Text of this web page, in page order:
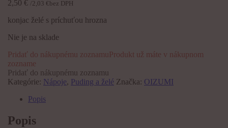
2,50 € /2,03 € bez DPH
konjac želé s príchuťou hrozna
Nie je na sklade
Pridať do nákupnému zoznamuProdukt už máte v nákupnom
zozname
Pridať do nákupnému zoznamu
Kategórie: Nápoje, Puding a želé Značka: OIZUMI
Popis
Popis